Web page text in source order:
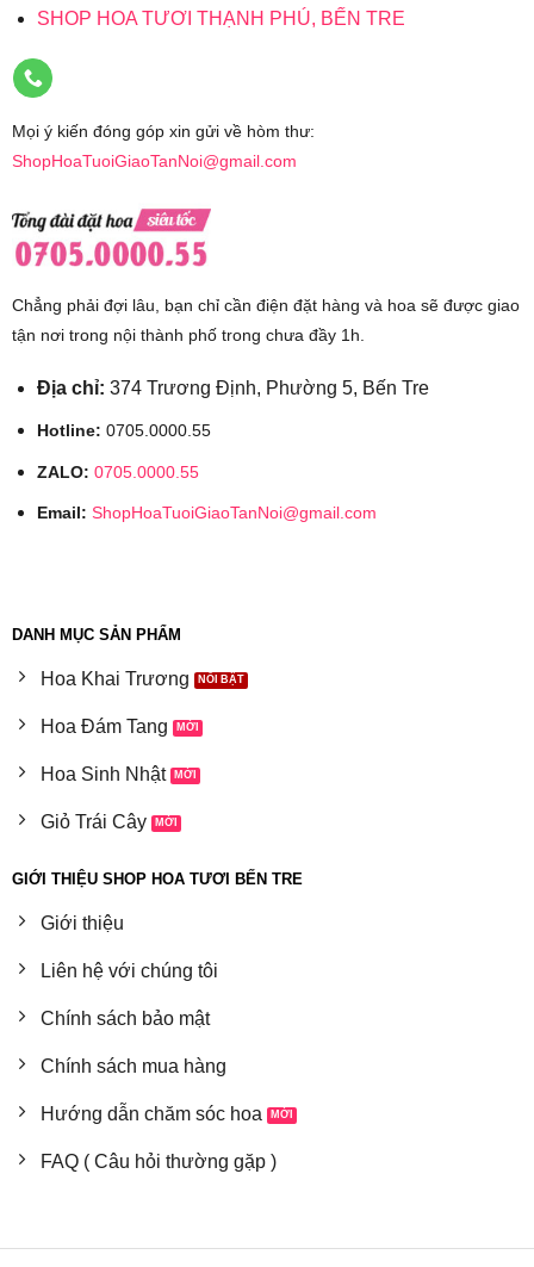
SHOP HOA TƯƠI THẠNH PHÚ, BẾN TRE
Mọi ý kiến đóng góp xin gửi về hòm thư:
ShopHoaTuoiGiaoTanNoi@gmail.com
Chẳng phải đợi lâu, bạn chỉ cần điện đặt hàng và hoa sẽ được giao
tận nơi trong nội thành phố trong chưa đầy 1h.
Địa chỉ: 374 Trương Định, Phường 5, Bến Tre
Hotline: 0705.0000.55
ZALO: 0705.0000.55
Email: ShopHoaTuoiGiaoTanNoi@gmail.com
DANH MỤC SẢN PHẨM
Hoa Khai Trương
Hoa Đám Tang
Hoa Sinh Nhật
Giỏ Trái Cây
GIỚI THIỆU SHOP HOA TƯƠI BẾN TRE
Giới thiệu
Liên hệ với chúng tôi
Chính sách bảo mật
Chính sách mua hàng
Hướng dẫn chăm sóc hoa
FAQ ( Câu hỏi thường gặp )